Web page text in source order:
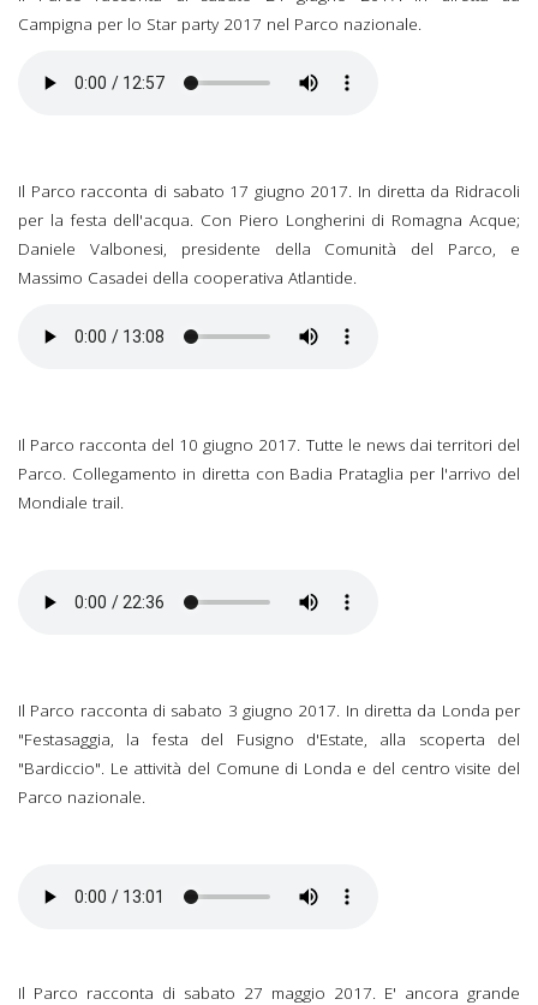
Campigna per lo Star party 2017 nel Parco nazionale.
Il Parco racconta di sabato 17 giugno 2017. In diretta da Ridracoli
per la festa dell'acqua. Con Piero Longherini di Romagna Acque;
Daniele Valbonesi, presidente della Comunità del Parco, e
Massimo Casadei della cooperativa Atlantide.
Il Parco racconta del 10 giugno 2017. Tutte le news dai territori del
Parco. Collegamento in diretta con Badia Prataglia per l'arrivo del
Mondiale trail.
Il Parco racconta di sabato 3 giugno 2017. In diretta da Londa per
"Festasaggia, la festa del Fusigno d'Estate, alla scoperta del
"Bardiccio". Le attività del Comune di Londa e del centro visite del
Parco nazionale.
Il Parco racconta di sabato 27 maggio 2017. E' ancora grande